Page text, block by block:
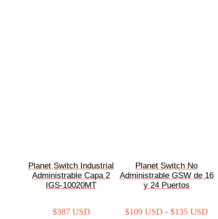
Planet Switch Industrial
Administrable Capa 2
IGS-10020MT
$387 USD
Planet Switch No
Administrable GSW de 16
y 24 Puertos
$109 USD - $135 USD